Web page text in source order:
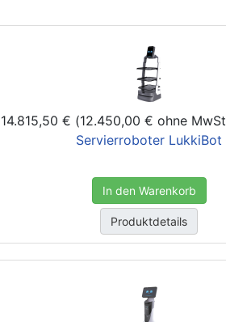
14.815,50 € (12.450,00 € ohne
Servierroboter LukkiBot
In den Warenkorb
Produktdetails